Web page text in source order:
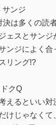
サンジ
決は多くの読
ェスとサン
ジによく合
リング!?
クQ
えるといい
けじゃなく